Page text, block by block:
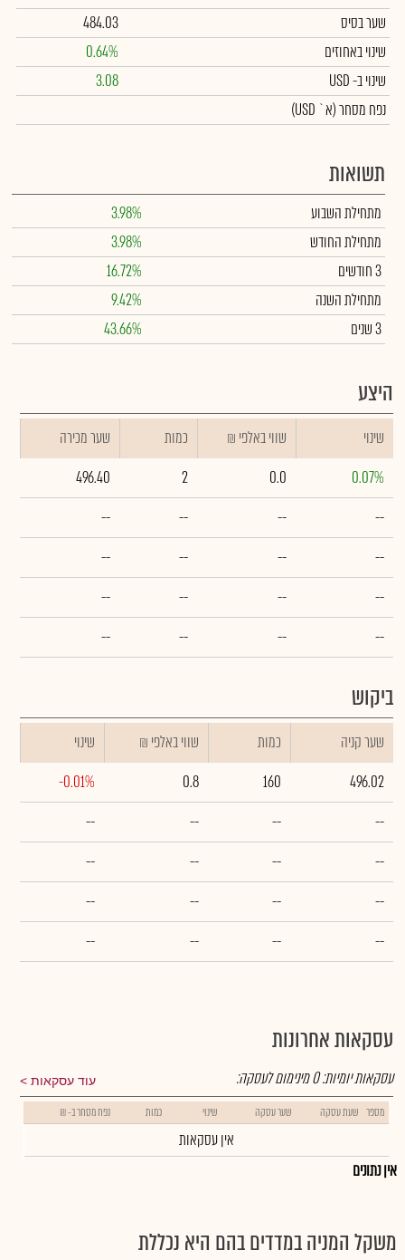
שער בסיס
484.03
שינוי באחוזים
0.64%
שינויב- USD
3.08
נפח מסחר(א` USD)
תשואות
מתחילת השבוע
3.98%
מתחילת החודש
3.98%
3 חודשים
16.72%
מתחילת השנה
9.42%
3 שנים
43.66%
היצע
שינוי ₪ שווי באלפי כמות
שער מכירה
0.07%
0.0
2
496.40
--
--
--
--
--
--
--
--
--
--
--
--
--
--
--
--
ביקוש
שער קניה כמות ₪ שווי באלפי
שינוי
496.02
160
0.8
-0.01%
--
--
--
--
--
--
--
--
--
--
--
--
--
--
--
--
עסקאות אחרונות
עוד עסקאות עסקאות יומיות:0מינימום לעסקה:
מספר שעת עסקה שער עסקה שינוי כמות נפח מסחר ב- ₪
אין עסקאות
אין נתונים
משקל המניה במדדים בהם היא נכללת